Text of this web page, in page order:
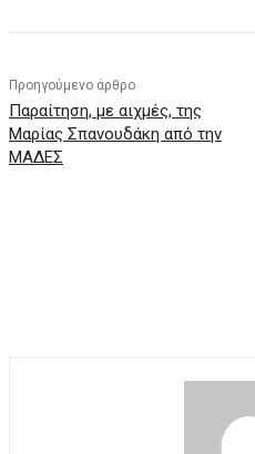
Προηγούμενο άρθρο
Παραίτηση, με αιχμές, της
Μαρίας Σπανουδάκη από την
ΜΑΔΕΣ